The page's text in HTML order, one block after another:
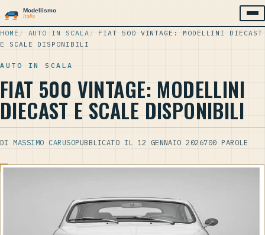
HOME / AUTO IN SCALA /
FIAT 500 VINTAGE: MODELLINI DIECAST
E SCALE DISPONIBILI
AUTO IN SCALA
FIAT 500 VINTAGE: MODELLINI
DIECAST E SCALE DISPONIBILI
DI MASSIMO CARUSOPUBBLICATO IL 12 GENNAIO 2026700 PAROLE